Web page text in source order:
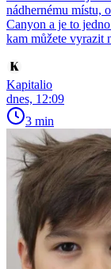
nádhernému místu,
Canyon a je to
kam můžete vyrazit
Kapitalio
dnes, 12:09
3 min